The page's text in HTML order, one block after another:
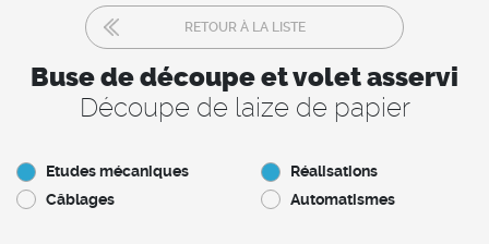
RETOUR À LA LISTE
Buse de découpe et volet asservi
Découpe de laize de papier
Etudes mécaniques
Réalisations
Câblages
Automatismes